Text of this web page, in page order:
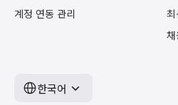
계정 연동 관리
최
채
한국어